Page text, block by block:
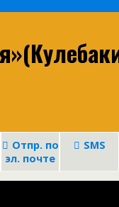
Отпр. по
эл. почте
SMS